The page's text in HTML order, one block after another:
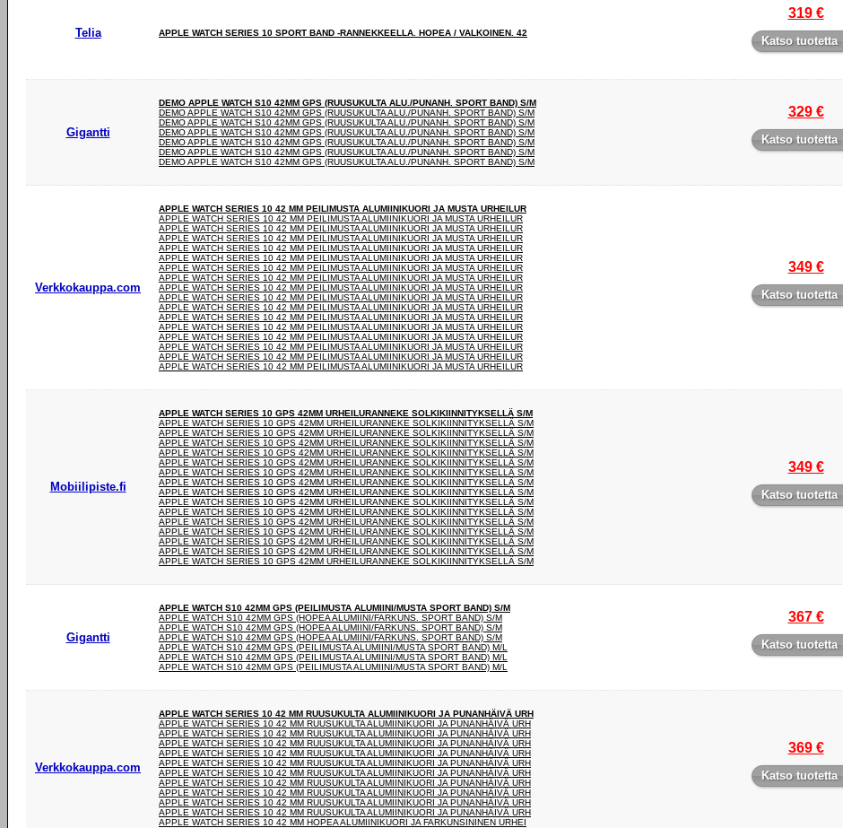
Telia APPLE WATCH SERIES 10 SPORT BAND -RANNEKKEELLA. HOPEA / VALKOINEN. 42
319 €
Katso tuotetta
Gigantti
DEMO APPLE WATCH S10 42MM GPS (RUUSUKULTA ALU./PUNANH. SPORT BAND) S/M
DEMO APPLE WATCH S10 42MM GPS (RUUSUKULTA ALU./PUNANH. SPORT BAND) S/M
DEMO APPLE WATCH S10 42MM GPS (RUUSUKULTA ALU./PUNANH. SPORT BAND) S/M
DEMO APPLE WATCH S10 42MM GPS (RUUSUKULTA ALU./PUNANH. SPORT BAND) S/M
DEMO APPLE WATCH S10 42MM GPS (RUUSUKULTA ALU./PUNANH. SPORT BAND) S/M
DEMO APPLE WATCH S10 42MM GPS (RUUSUKULTA ALU./PUNANH. SPORT BAND) S/M
DEMO APPLE WATCH S10 42MM GPS (RUUSUKULTA ALU./PUNANH. SPORT BAND) S/M
329 €
Katso tuotetta
Verkkokauppa.com
APPLE WATCH SERIES 10 42 MM PEILIMUSTA ALUMIINIKUORI JA MUSTA URHEILUR
APPLE WATCH SERIES 10 42 MM PEILIMUSTA ALUMIINIKUORI JA MUSTA URHEILUR
APPLE WATCH SERIES 10 42 MM PEILIMUSTA ALUMIINIKUORI JA MUSTA URHEILUR
APPLE WATCH SERIES 10 42 MM PEILIMUSTA ALUMIINIKUORI JA MUSTA URHEILUR
APPLE WATCH SERIES 10 42 MM PEILIMUSTA ALUMIINIKUORI JA MUSTA URHEILUR
APPLE WATCH SERIES 10 42 MM PEILIMUSTA ALUMIINIKUORI JA MUSTA URHEILUR
APPLE WATCH SERIES 10 42 MM PEILIMUSTA ALUMIINIKUORI JA MUSTA URHEILUR
APPLE WATCH SERIES 10 42 MM PEILIMUSTA ALUMIINIKUORI JA MUSTA URHEILUR
APPLE WATCH SERIES 10 42 MM PEILIMUSTA ALUMIINIKUORI JA MUSTA URHEILUR
APPLE WATCH SERIES 10 42 MM PEILIMUSTA ALUMIINIKUORI JA MUSTA URHEILUR
APPLE WATCH SERIES 10 42 MM PEILIMUSTA ALUMIINIKUORI JA MUSTA URHEILUR
APPLE WATCH SERIES 10 42 MM PEILIMUSTA ALUMIINIKUORI JA MUSTA URHEILUR
APPLE WATCH SERIES 10 42 MM PEILIMUSTA ALUMIINIKUORI JA MUSTA URHEILUR
APPLE WATCH SERIES 10 42 MM PEILIMUSTA ALUMIINIKUORI JA MUSTA URHEILUR
APPLE WATCH SERIES 10 42 MM PEILIMUSTA ALUMIINIKUORI JA MUSTA URHEILUR
APPLE WATCH SERIES 10 42 MM PEILIMUSTA ALUMIINIKUORI JA MUSTA URHEILUR
APPLE WATCH SERIES 10 42 MM PEILIMUSTA ALUMIINIKUORI JA MUSTA URHEILUR
349 €
Katso tuotetta
Mobiilipiste.fi
APPLE WATCH SERIES 10 GPS 42MM URHEILURANNEKE SOLKIKIINNITYKSELLÄ S/M
APPLE WATCH SERIES 10 GPS 42MM URHEILURANNEKE SOLKIKIINNITYKSELLÄ S/M
APPLE WATCH SERIES 10 GPS 42MM URHEILURANNEKE SOLKIKIINNITYKSELLÄ S/M
APPLE WATCH SERIES 10 GPS 42MM URHEILURANNEKE SOLKIKIINNITYKSELLÄ S/M
APPLE WATCH SERIES 10 GPS 42MM URHEILURANNEKE SOLKIKIINNITYKSELLÄ S/M
APPLE WATCH SERIES 10 GPS 42MM URHEILURANNEKE SOLKIKIINNITYKSELLÄ S/M
APPLE WATCH SERIES 10 GPS 42MM URHEILURANNEKE SOLKIKIINNITYKSELLÄ S/M
APPLE WATCH SERIES 10 GPS 42MM URHEILURANNEKE SOLKIKIINNITYKSELLÄ S/M
APPLE WATCH SERIES 10 GPS 42MM URHEILURANNEKE SOLKIKIINNITYKSELLÄ S/M
APPLE WATCH SERIES 10 GPS 42MM URHEILURANNEKE SOLKIKIINNITYKSELLÄ S/M
APPLE WATCH SERIES 10 GPS 42MM URHEILURANNEKE SOLKIKIINNITYKSELLÄ S/M
APPLE WATCH SERIES 10 GPS 42MM URHEILURANNEKE SOLKIKIINNITYKSELLÄ S/M
APPLE WATCH SERIES 10 GPS 42MM URHEILURANNEKE SOLKIKIINNITYKSELLÄ S/M
APPLE WATCH SERIES 10 GPS 42MM URHEILURANNEKE SOLKIKIINNITYKSELLÄ S/M
APPLE WATCH SERIES 10 GPS 42MM URHEILURANNEKE SOLKIKIINNITYKSELLÄ S/M
APPLE WATCH SERIES 10 GPS 42MM URHEILURANNEKE SOLKIKIINNITYKSELLÄ S/M
349 €
Katso tuotetta
Gigantti
APPLE WATCH S10 42MM GPS (PEILIMUSTA ALUMIINI/MUSTA SPORT BAND) S/M
APPLE WATCH S10 42MM GPS (HOPEA ALUMIINI/FARKUNS. SPORT BAND) S/M
APPLE WATCH S10 42MM GPS (HOPEA ALUMIINI/FARKUNS. SPORT BAND) S/M
APPLE WATCH S10 42MM GPS (HOPEA ALUMIINI/FARKUNS. SPORT BAND) S/M
APPLE WATCH S10 42MM GPS (PEILIMUSTA ALUMIINI/MUSTA SPORT BAND) M/L
APPLE WATCH S10 42MM GPS (PEILIMUSTA ALUMIINI/MUSTA SPORT BAND) M/L
APPLE WATCH S10 42MM GPS (PEILIMUSTA ALUMIINI/MUSTA SPORT BAND) M/L
367 €
Katso tuotetta
Verkkokauppa.com
APPLE WATCH SERIES 10 42 MM RUUSUKULTA ALUMIINIKUORI JA PUNANHÄIVÄ URH
APPLE WATCH SERIES 10 42 MM RUUSUKULTA ALUMIINIKUORI JA PUNANHÄIVÄ URH
APPLE WATCH SERIES 10 42 MM RUUSUKULTA ALUMIINIKUORI JA PUNANHÄIVÄ URH
APPLE WATCH SERIES 10 42 MM RUUSUKULTA ALUMIINIKUORI JA PUNANHÄIVÄ URH
APPLE WATCH SERIES 10 42 MM RUUSUKULTA ALUMIINIKUORI JA PUNANHÄIVÄ URH
APPLE WATCH SERIES 10 42 MM RUUSUKULTA ALUMIINIKUORI JA PUNANHÄIVÄ URH
APPLE WATCH SERIES 10 42 MM RUUSUKULTA ALUMIINIKUORI JA PUNANHÄIVÄ URH
APPLE WATCH SERIES 10 42 MM RUUSUKULTA ALUMIINIKUORI JA PUNANHÄIVÄ URH
APPLE WATCH SERIES 10 42 MM RUUSUKULTA ALUMIINIKUORI JA PUNANHÄIVÄ URH
APPLE WATCH SERIES 10 42 MM RUUSUKULTA ALUMIINIKUORI JA PUNANHÄIVÄ URH
APPLE WATCH SERIES 10 42 MM RUUSUKULTA ALUMIINIKUORI JA PUNANHÄIVÄ URH
APPLE WATCH SERIES 10 42 MM HOPEA ALUMIINIKUORI JA FARKUNSININEN URHEI
369 €
Katso tuotetta